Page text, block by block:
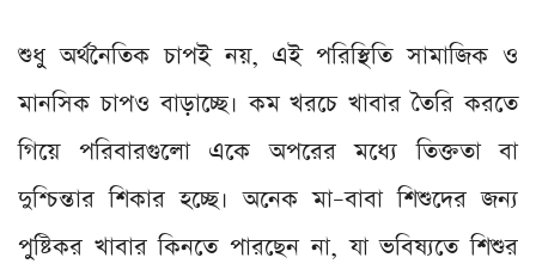
শুধু অর্থনৈতিক চাপই নয়, এই পরিস্থিতি সামাজিক ও
মানসিক চাপও বাড়াচ্ছে। কম খরচে খাবার তৈরি করতে
গিয়ে পরিবারগুলো একে অপরের মধ্যে তিক্ততা বা
দুশ্চিন্তার শিকার হচ্ছে। অনেক মা–বাবা শিশুদের জন্য
পুষ্টিকর খাবার কিনতে পারছেন না, যা ভবিষ্যতে শিশুর